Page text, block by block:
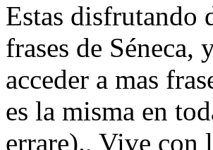
Estas disfrutando
frases de Séneca,
acceder a mas
es la misma en
errare)., Vive con